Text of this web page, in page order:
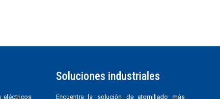
eléctricos
Soluciones industriales
Encuentra la solución de atornillado más